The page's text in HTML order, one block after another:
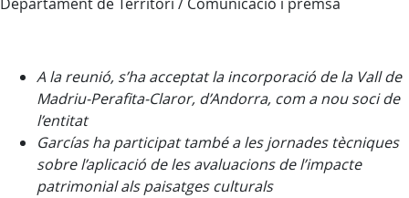
A la reunió, s’ha acceptat la incorporació de la Vall de
Madriu-Perafita-Claror, d’Andorra, com a nou soci de
l’entitat
Garcías ha participat també a les jornades tècniques
sobre l’aplicació de les avaluacions de l’impacte
patrimonial als paisatges culturals